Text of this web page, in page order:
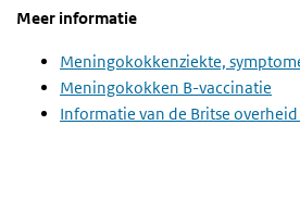
Meer informatie
Meningokokkenziekte,
Meningokokken B-vaccinatie
Informatie van de Britse overheid